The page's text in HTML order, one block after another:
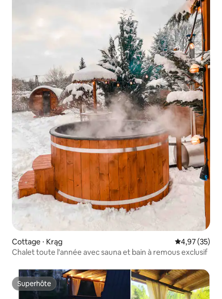
Cottage ⋅ Krąg Évaluation
4,97 (35)
Chalet toute l'année avec sauna et bain à remous exclusif
Superhôte
Superhôte